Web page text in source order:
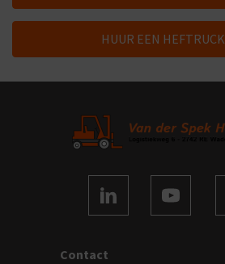
HUUR EEN HEFTRUCK
Contact